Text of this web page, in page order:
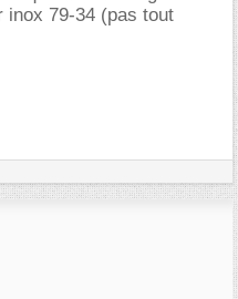
inox 79-34 (pas tout